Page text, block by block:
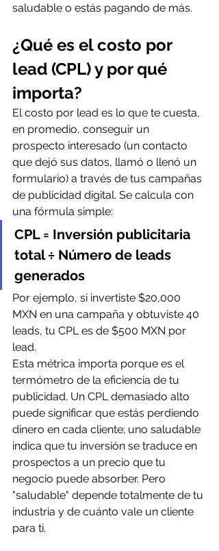
saludable o estás pagando de más.
¿Qué es el costo por
lead (CPL) y por qué
importa?
El costo por lead es lo que te cuesta,
en promedio, conseguir un
prospecto interesado (un contacto
que dejó sus datos, llamó o llenó un
formulario) a través de tus campañas
de publicidad digital. Se calcula con
una fórmula simple:
CPL = Inversión publicitaria
total ÷ Número de leads
generados
Por ejemplo, si invertiste $20,000
MXN en una campaña y obtuviste 40
leads, tu CPL es de $500 MXN por
lead.
Esta métrica importa porque es el
termómetro de la eficiencia de tu
publicidad. Un CPL demasiado alto
puede significar que estás perdiendo
dinero en cada cliente; uno saludable
indica que tu inversión se traduce en
prospectos a un precio que tu
negocio puede absorber. Pero
"saludable" depende totalmente de tu
industria y de cuánto vale un cliente
para ti.